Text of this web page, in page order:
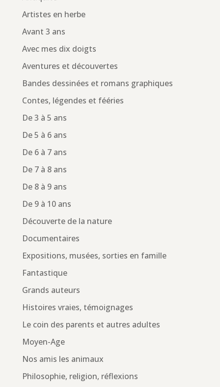
Artistes en herbe
Avant 3 ans
Avec mes dix doigts
Aventures et découvertes
Bandes dessinées et romans graphiques
Contes, légendes et fééries
De 3 à 5 ans
De 5 à 6 ans
De 6 à 7 ans
De 7 à 8 ans
De 8 à 9 ans
De 9 à 10 ans
Découverte de la nature
Documentaires
Expositions, musées, sorties en famille
Fantastique
Grands auteurs
Histoires vraies, témoignages
Le coin des parents et autres adultes
Moyen-Age
Nos amis les animaux
Philosophie, religion, réflexions